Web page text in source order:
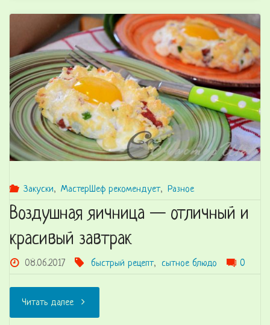
из
песочного
теста"
Закуски, МастерШеф рекомендует, Разное
Воздушная яичница — отличный и
красивый завтрак
08.06.2017 быстрый рецепт, сытное блюдо 0
Читать далее"Воздушная